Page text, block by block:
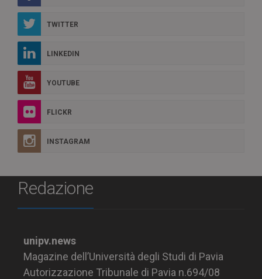
TWITTER
LINKEDIN
YOUTUBE
FLICKR
INSTAGRAM
Redazione
unipv.news
Magazine dell’Università degli Studi di Pavia
Autorizzazione Tribunale di Pavia n.694/08